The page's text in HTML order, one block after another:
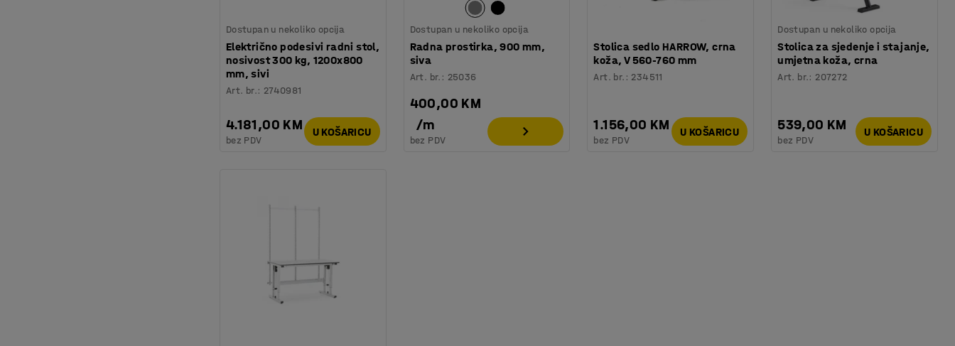
Dostupan u nekoliko opcija
Električno podesivi radni stol,
nosivost 300 kg, 1200x800
mm, sivi
Art. br.: 2740981
4.181,00 KM
bez PDV
U KOŠARICU
Dostupan u nekoliko opcija
Radna prostirka, 900 mm,
siva
Art. br. : 25036
400,00 KM
/m
bez PDV
Stolica sedlo HARROW, crna
koža, V 560-760 mm
Art. br. : 234511
1.156,00 KM
bez PDV
U KOŠARICU
Dostupan u nekoliko opcija
Stolica za sjedenje i stajanje,
umjetna koža, crna
Art. br.: 207272
539,00 KM
bez PDV
U KOŠARICU